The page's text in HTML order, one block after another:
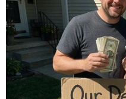
Theo dõi VietnamPlus